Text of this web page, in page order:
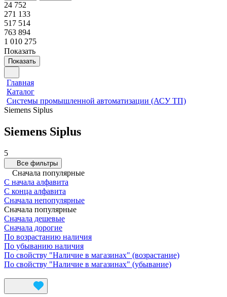
24 752
271 133
517 514
763 894
1 010 275
Показать
Показать
Главная
Каталог
Системы промышленной автоматизации (АСУ ТП)
Siemens Siplus
Siemens Siplus
5
Все фильтры
Сначала популярные
С начала алфавита
С конца алфавита
Сначала непопулярные
Сначала популярные
Сначала дешевые
Сначала дорогие
По возрастанию наличия
По убыванию наличия
По свойству "Наличие в магазинах" (возрастание)
По свойству "Наличие в магазинах" (убывание)